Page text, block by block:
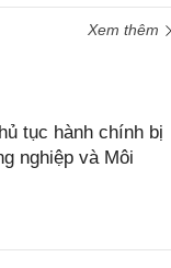
Xem thêm
tục hành chính bị
nghiệp và Môi